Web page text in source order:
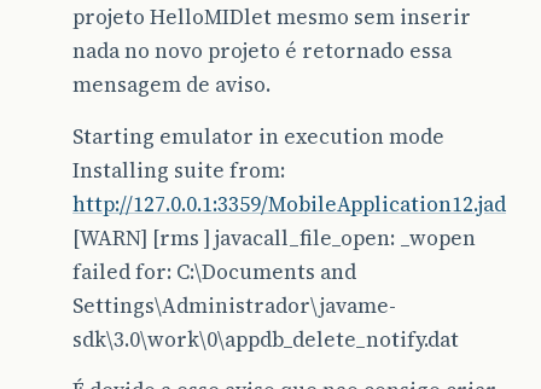
projeto HelloMIDlet mesmo sem inserir
nada no novo projeto é retornado essa
mensagem de aviso.
Starting emulator in execution mode
Installing suite from:
http://127.0.0.1:3359/MobileApplication12.jad
[WARN] [rms ] javacall_file_open: _wopen
failed for: C:\Documents and
Settings\Administrador\javame-
sdk\3.0\work\0\appdb_delete_notify.dat